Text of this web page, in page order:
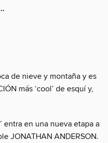
de nieve y montaña y es
más ‘cool’ de esquí y,
entra en una nueva etapa a
JONATHAN ANDERSON.